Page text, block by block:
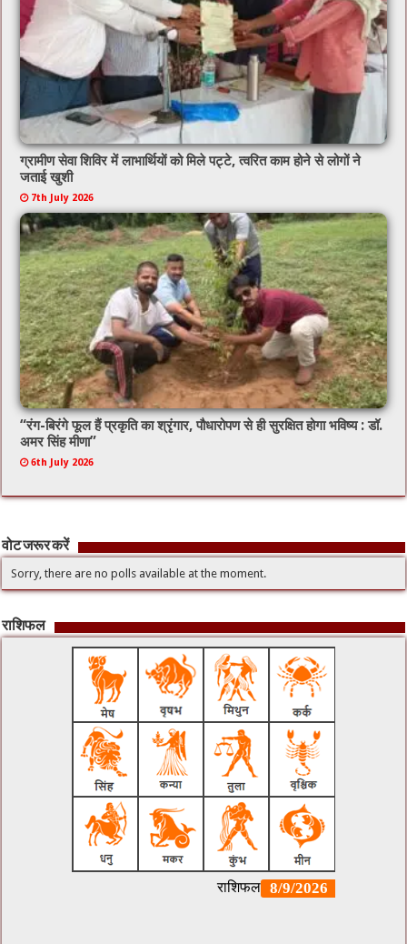
ग्रामीण सेवा शिविर में लाभार्थियों को मिले पट्टे, त्वरित काम होने से लोगों ने
जताई खुशी
7th July 2026
“रंग-बिरंगे फूल हैं प्रकृति का श्रृंगार, पौधारोपण से ही सुरक्षित होगा भविष्य : डॉ.
अमर सिंह मीणा”
6th July 2026
वोट जरूर करें
Sorry, there are no polls available at the moment.
राशिफल